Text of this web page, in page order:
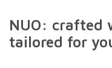
NUO: crafted
tailored for